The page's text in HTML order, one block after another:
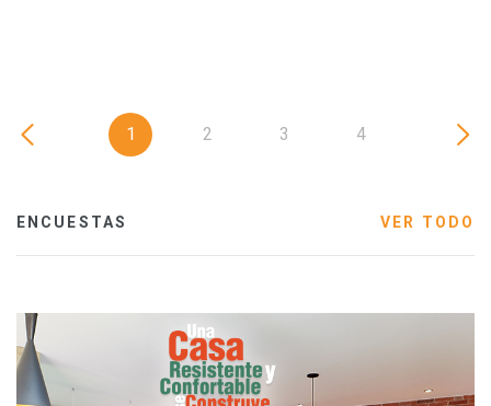
1 2 3 4
ENCUESTAS VER TODO